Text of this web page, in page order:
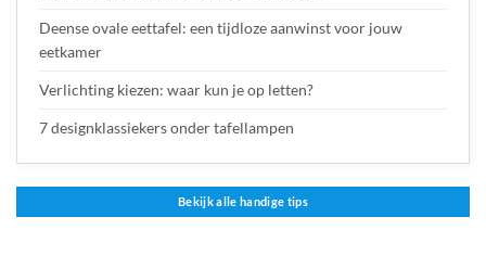
Deense ovale eettafel: een tijdloze aanwinst voor jouw
eetkamer
Verlichting kiezen: waar kun je op letten?
7 designklassiekers onder tafellampen
Bekijk alle handige tips